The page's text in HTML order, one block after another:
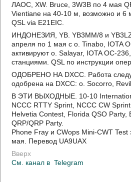
ЛАОС, XW. Bruce, 3W3B по 4 мая
Vientiane на 40-10 м, возможно и 6
QSL via E21EIC.
ИНДОНЕЗИЯ, YB. YB3MM/8 и
апреля по 1 мая с о. Tinabo, IOTA
активируют о. Salayar, IOTA OC-
станциями. QSL по инструкции
ОДОБРЕНО НА DXCC. Работа
одобрена на DXCC: о. Socorro,
В ЭТИ ВЫХОДНЫЕ. 10-10
NCCC RTTY Sprint, NCCC CW
Helvetia Contest, Florida QSO Party,
QRP/QRP Party.
Phone Fray и CWops Mini-CWT
мая. Перевод UA9UAX
Вверх
См. канал в Telegram